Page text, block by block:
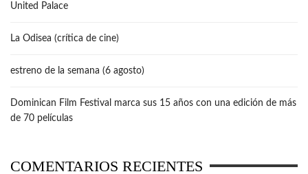
United Palace
La Odisea (crítica de cine)
estreno de la semana (6 agosto)
Dominican Film Festival marca sus 15 años con una edición de más
de 70 películas
COMENTARIOS RECIENTES